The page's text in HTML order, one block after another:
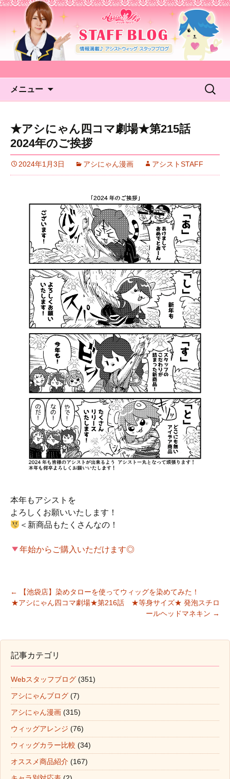
アシストウィッグ STAFF
BLOG
メニュー
検
★アシにゃん四コマ劇場★第215話
2024年のご挨拶
2024年1月3日 アシにゃん漫画 アシストSTAFF
本年もアシストを
よろしくお願いいたします！
＜新商品もたくさんなの！
年始からご購入いただけます◎
←
【池袋店】染めタローを使ってウィッグを染めてみた！
★アシにゃん四コマ劇場★第216話 ★等身サイズ★ 発泡スチロ
ールヘッドマネキン →
記事カテゴリ
Webスタッフブログ (351)
アシにゃんブログ (7)
アシにゃん漫画 (315)
ウィッグアレンジ (76)
ウィッグカラー比較 (34)
オススメ商品紹介 (167)